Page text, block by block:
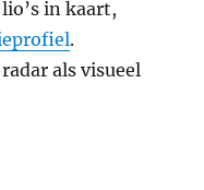
in kaart,
.
als visueel